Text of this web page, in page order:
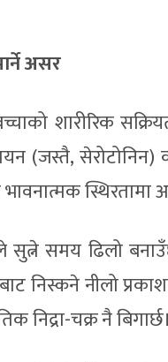
असर
शारीरिक
(जस्तै, सेरोटोनिन)
स्थिरतामा
सुत्ने समय ढिलो
निस्कने नीलो
निद्रा-चक्र नै बिगार्छ।